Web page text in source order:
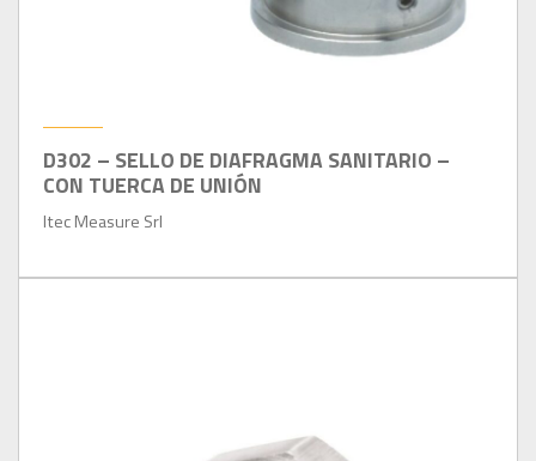
D302 – SELLO DE DIAFRAGMA SANITARIO –
CON TUERCA DE UNIÓN
Itec Measure Srl